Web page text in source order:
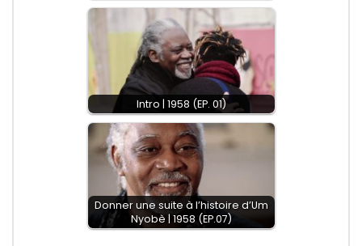
Intro | 1958 (EP. 01)
Donner une suite à l’histoire d’Um
Nyobè | 1958 (EP.07)